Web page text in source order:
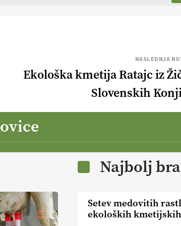
NASLEDNJA
Ekološka kmetija Ratajc iz
Slovenskih
Najbolj
Setev medovitih
ekoloških